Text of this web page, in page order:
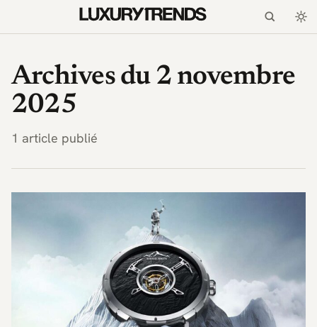
Archives du 2 novembre
2025
1 article publié